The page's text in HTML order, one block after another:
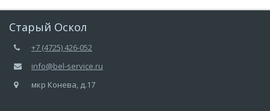
Старый Оскол
+7 (4725) 426-052
info@bel-service.ru
мкр Конева, д.17